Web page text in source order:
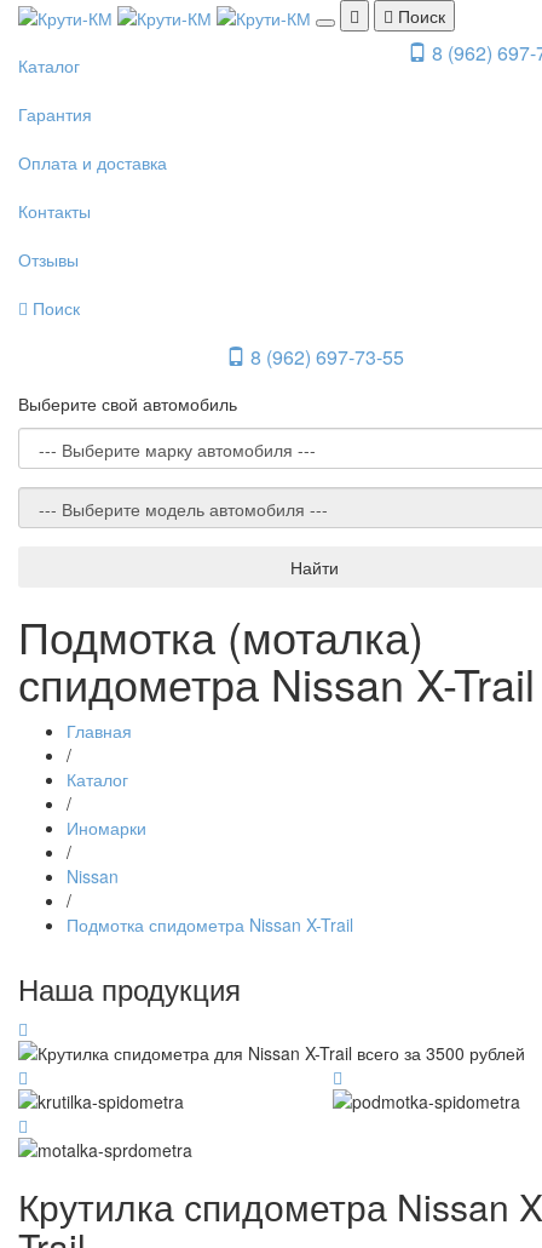
Поиск
8 (962)
Каталог
Гарантия
Оплата и доставка
Контакты
Отзывы
Поиск
8 (962) 697-73-55
Выберите свой автомобиль
Найти
Подмотка (моталка)
спидометра Nissan X-Trail
Главная
/
Каталог
/
Иномарки
/
Nissan
/
Подмотка спидометра Nissan X-Trail
Наша продукция
Крутилка спидометра Nissan